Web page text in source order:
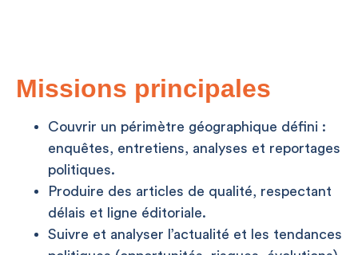
Missions principales
Couvrir un périmètre géographique défini :
enquêtes, entretiens, analyses et reportages
politiques.
Produire des articles de qualité, respectant
délais et ligne éditoriale.
Suivre et analyser l’actualité et les tendances